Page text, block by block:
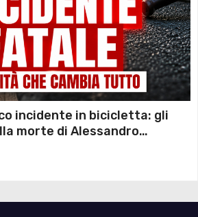
incidente in bicicletta: gli
morte di Alessandro